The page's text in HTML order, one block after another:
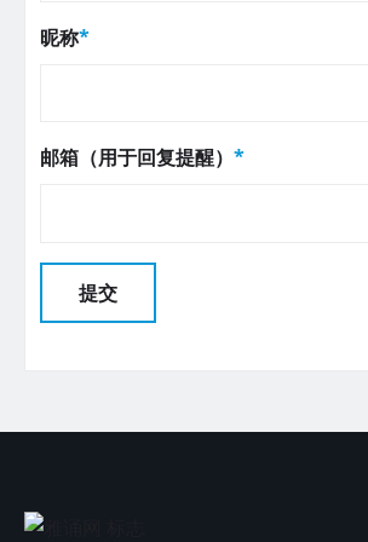
昵称*
邮箱（用于回复提醒） *